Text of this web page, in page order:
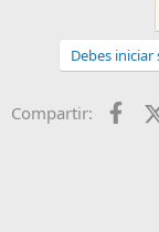
Debes
Compartir: